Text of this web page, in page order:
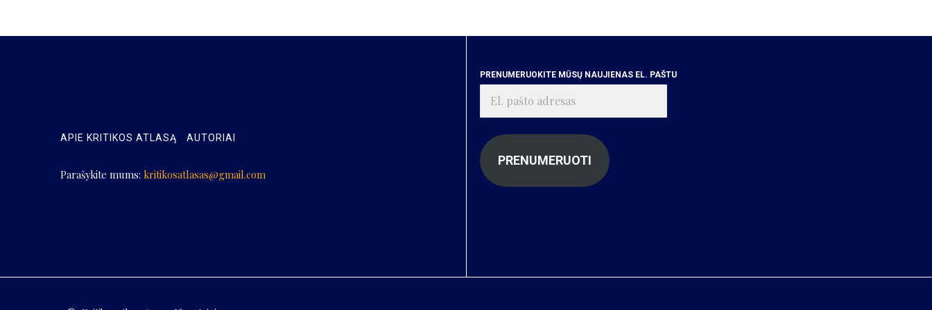
APIE KRITIKOS ATLASĄ AUTORIAI
Parašykite mums: kritikosatlasas@gmail.com
PRENUMERUOKITE MŪSŲ NAUJIENAS EL. PAŠTU
pašto
PRENUMERUOTI